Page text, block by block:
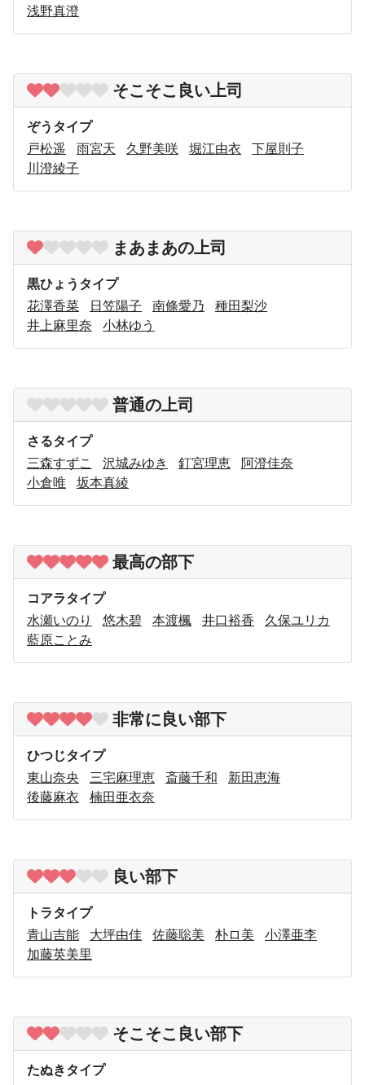
浅野真澄
そこそこ良い上司
ぞうタイプ
戸松遥
雨宮天 久野美咲 堀江由衣
下屋則子
川澄綾子
まあまあの上司
黒ひょうタイプ
花澤香菜
日笠陽子 南條愛乃
種田梨沙
井上麻里奈
小林ゆう
普通の上司
さるタイプ
三森すずこ
沢城みゆき 釘宮理恵
阿澄佳奈
小倉唯
坂本真綾
最高の部下
コアラタイプ
水瀬いのり
悠木碧 本渡楓 井口裕香
久保ユリカ
藍原ことみ
非常に良い部下
ひつじタイプ
東山奈央
三宅麻理恵 斎藤千和
新田恵海
後藤麻衣
楠田亜衣奈
良い部下
トラタイプ
青山吉能
大坪由佳 佐藤聡美 朴ロ美
小澤亜李
加藤英美里
そこそこ良い部下
たぬきタイプ